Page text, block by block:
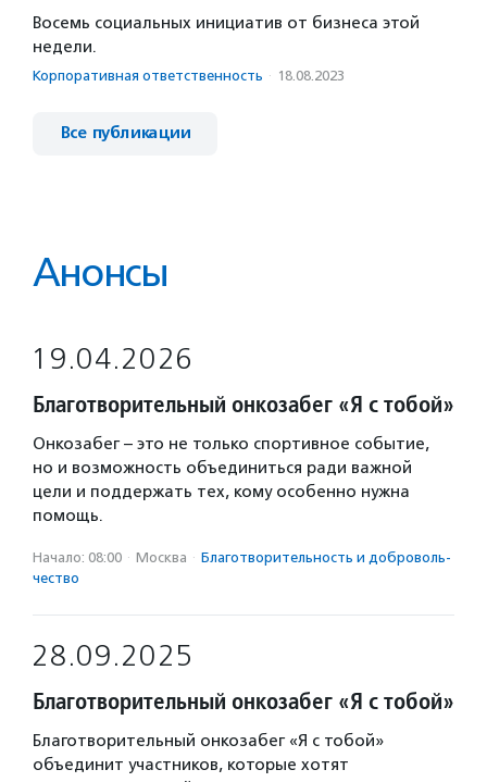
Восемь социальных инициатив от бизнеса этой
недели.
Корпоративная ответственность · 18.08.2023
Все публикации
Анонсы
19.04.2026
Благотворительный онкозабег «Я с тобой»
Онкозабег – это не только спортивное событие,
но и возможность объединиться ради важной
цели и поддержать тех, кому особенно нужна
помощь.
Начало: 08:00 · Москва · Благотвори­тель­ность и доброволь­
чест­во
28.09.2025
Благотворительный онкозабег «Я с тобой»
Благотворительный онкозабег «Я с тобой»
объединит участников, которые хотят